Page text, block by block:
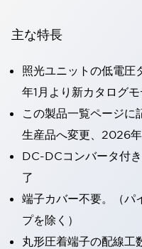
主な特長
照光ユニットの低電
年1月より新カタログ
この製品一覧ページに
生産品へ変更、2026
DC-DCコンバータ付
了
端子カバー不要。（パ
プを除く）
丸形圧着端子の配線工